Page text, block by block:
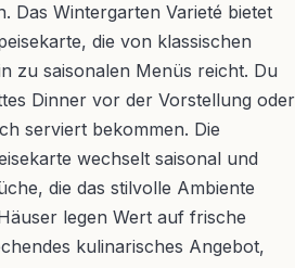
Das Wintergarten Varieté bietet
die von klassischen
zu saisonalen Menüs reicht. Du
Dinner vor der Vorstellung oder
serviert bekommen. Die
wechselt saisonal und
die das stilvolle Ambiente
legen Wert auf frische
kulinarisches Angebot,